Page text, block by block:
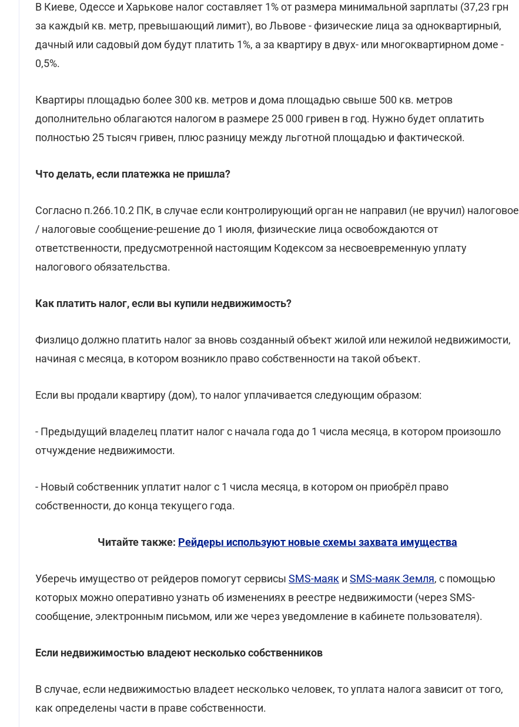
В Киеве, Одессе и Харькове налог составляет 1% от размера минимальной зарплаты (37,23 грн
за каждый кв. метр, превышающий лимит), во Львове - физические лица за одноквартирный,
дачный или садовый дом будут платить 1%, а за квартиру в двух- или многоквартирном доме -
0,5%.
Квартиры площадью более 300 кв. метров и дома площадью свыше 500 кв. метров
дополнительно облагаются налогом в размере 25 000 гривен в год. Нужно будет оплатить
полностью 25 тысяч гривен, плюс разницу между льготной площадью и фактической.
Что делать, если платежка не пришла?
Согласно п.266.10.2 ПК, в случае если контролирующий орган не направил (не вручил) налоговое
/ налоговые сообщение-решение до 1 июля, физические лица освобождаются от
ответственности, предусмотренной настоящим Кодексом за несвоевременную уплату
налогового обязательства.
Как платить налог, если вы купили недвижимость?
Физлицо должно платить налог за вновь созданный объект жилой или нежилой недвижимости,
начиная с месяца, в котором возникло право собственности на такой объект.
Если вы продали квартиру (дом), то налог уплачивается следующим образом:
- Предыдущий владелец платит налог с начала года до 1 числа месяца, в котором произошло
отчуждение недвижимости.
- Новый собственник уплатит налог с 1 числа месяца, в котором он приобрёл право
собственности, до конца текущего года.
Читайте также: Рейдеры используют новые схемы захвата имущества
Уберечь имущество от рейдеров помогут сервисы SMS-маяк и SMS-маяк Земля, с помощью
которых можно оперативно узнать об изменениях в реестре недвижимости (через SMS-
сообщение, электронным письмом, или же через уведомление в кабинете пользователя).
Если недвижимостью владеют несколько собственников
В случае, если недвижимостью владеет несколько человек, то уплата налога зависит от того,
как определены части в праве собственности.